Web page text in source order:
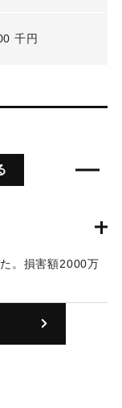
千円
。損害額2000万